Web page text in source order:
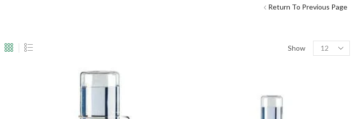
Return To Previous Page
Show
Products
per